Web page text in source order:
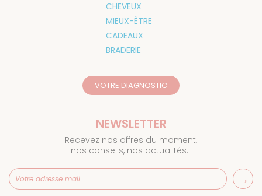
VOTRE DIAGNOSTIC
CHEVEUX
MIEUX-ÊTRE
CADEAUX
BRADERIE
NEWSLETTER
Recevez nos offres du moment,
nos conseils, nos actualités…